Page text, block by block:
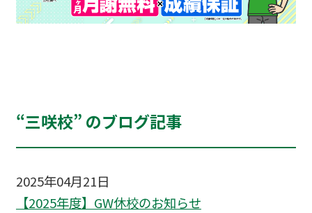
“三咲校” のブログ記事
2025年04月21日
【2025年度】GW休校のお知らせ